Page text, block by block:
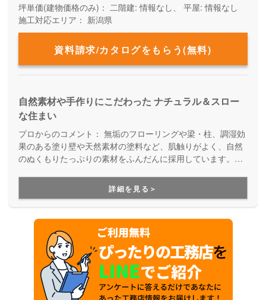
坪単価(建物価格のみ)： 二階建: 情報なし、 平屋: 情報なし
施工対応エリア： 新潟県
資料請求/カタログをもらう(無料)
自然素材や手作りにこだわった ナチュラル＆スロー
な住まい
プロからのコメント： 無垢のフローリングや梁・柱、調湿効
果のある塗り壁や天然素材の塗料など、肌触りがよく、自然
のぬくもりたっぷりの素材をふんだんに採用しています。素
りをされたい方にオススメです。
詳細を見る＞